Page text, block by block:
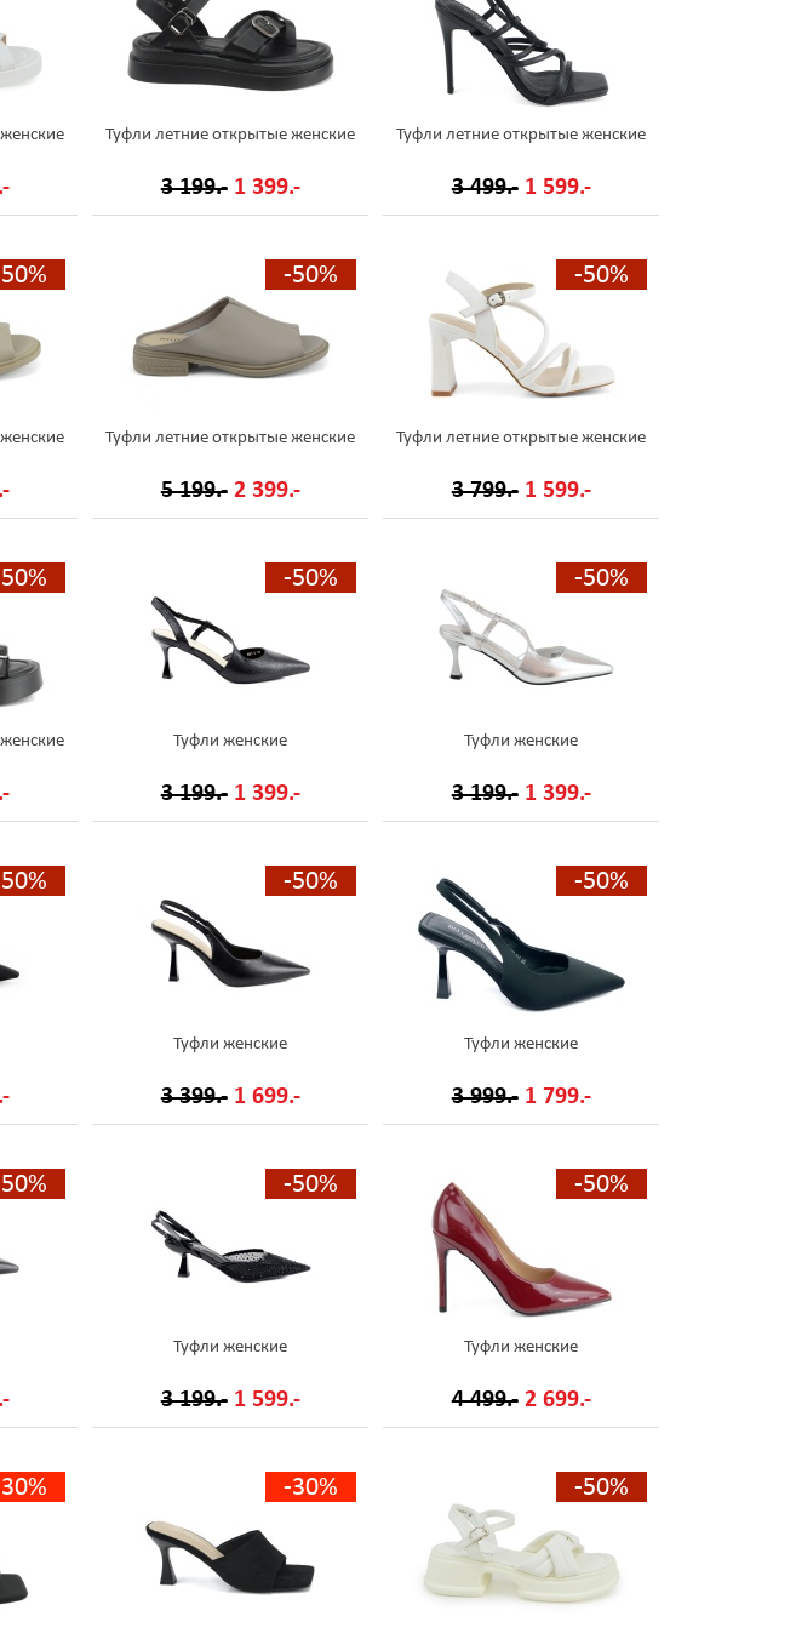
Туфли летние открытые женские
3 199.- 1 399.-
Туфли летние открытые женские
3 499.- 1 599.-
-50%
Туфли летние открытые женские
5 199.- 2 399.-
-50%
Туфли летние открытые женские
3 799.- 1 599.-
-50%
Туфли женские
3 199.- 1 399.-
-50%
Туфли женские
3 199.- 1 399.-
-50%
Туфли женские
3 399.- 1 699.-
-50%
Туфли женские
3 999.- 1 799.-
-50%
Туфли женские
3 199.- 1 599.-
-50%
Туфли женские
4 499.- 2 699.-
-30% -50%